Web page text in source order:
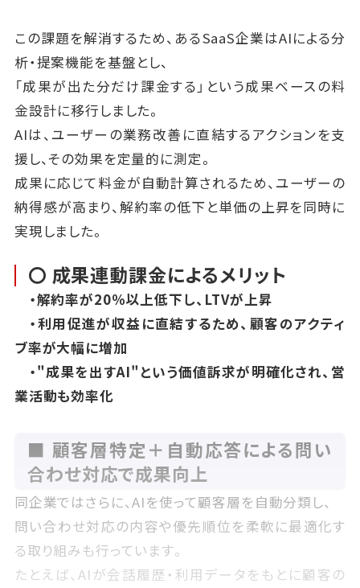
この課題を解消するため、あるSaaS企業はAIによる分
析・提案機能を基盤とし、
「成果が出た分だけ課金する」という成果ベースの料
金設計に移行しました。
AIは、ユーザーの業務改善に直結するアクションを支
援し、その効果を定量的に測定。
成果に応じて料金が自動計算されるため、ユーザーの
納得感が高まり、解約率の低下と単価の上昇を同時に
実現しました。
〇 成果連動課金によるメリット
・解約率が20％以上低下し、LTVが上昇
・利用促進が収益に直結するため、顧客のアクティ
ブ率が大幅に増加
・"成果を出すAI"という価値訴求が明確化され、営
業活動も効率化
■ 顧客層特定＋自動応答による問い
合わせ対応で成果向上
同企業ではさらに、AIを使って顧客層を自動分類し、
問い合わせ対応の内容や優先順位を柔軟に最適化す
る取り組みも行っています。
たとえば、AIが会話履歴・利用データをもとに顧客の